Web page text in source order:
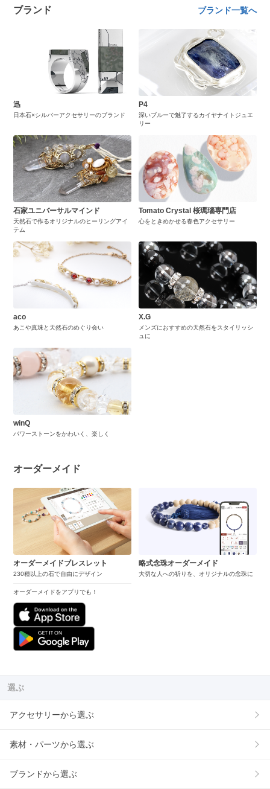
ブランド ブランド一覧へ
迅
日本石×シルバーアクセサリーのブランド
P4
深いブルーで魅了するカイヤナイトジュエ
リー
石家ユニバーサルマインド
天然石で作るオリジナルのヒーリングアイ
テム
Tomato Crystal 桜瑪瑙専門店
心をときめかせる春色アクセサリー
aco
あこや真珠と天然石のめぐり会い
X.G
メンズにおすすめの天然石をスタイリッシ
ュに
winQ
パワーストーンをかわいく、楽しく
オーダーメイド
オーダーメイドブレスレット
230種以上の石で自由にデザイン
オーダーメイドをアプリでも！
略式念珠オーダーメイド
大切な人への祈りを、オリジナルの念珠に
選ぶ
アクセサリーから選ぶ
素材・パーツから選ぶ
ブランドから選ぶ